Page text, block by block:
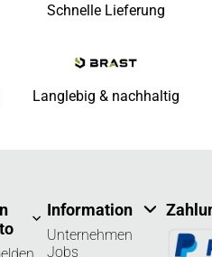
Schnelle Lieferung
Langlebig & nachhaltig
Information
Unternehmen
Jobs